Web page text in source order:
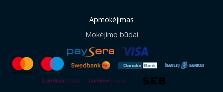
Apmokėjimas
Mokėjimo būdai